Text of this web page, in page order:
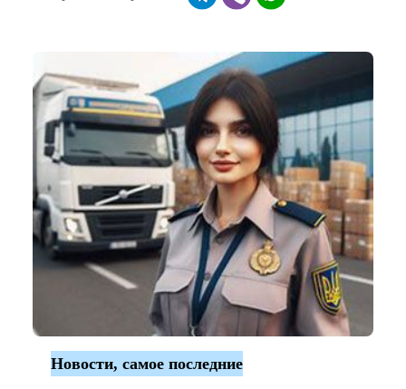
Новости, самое последние